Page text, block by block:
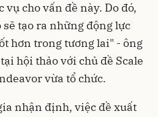
cho vấn đề này. Do đó,
tạo ra những động lực
hơn trong tương lai" - ông
hội thảo với chủ đề Scale
vừa tổ chức.
nhận định, việc đề xuất